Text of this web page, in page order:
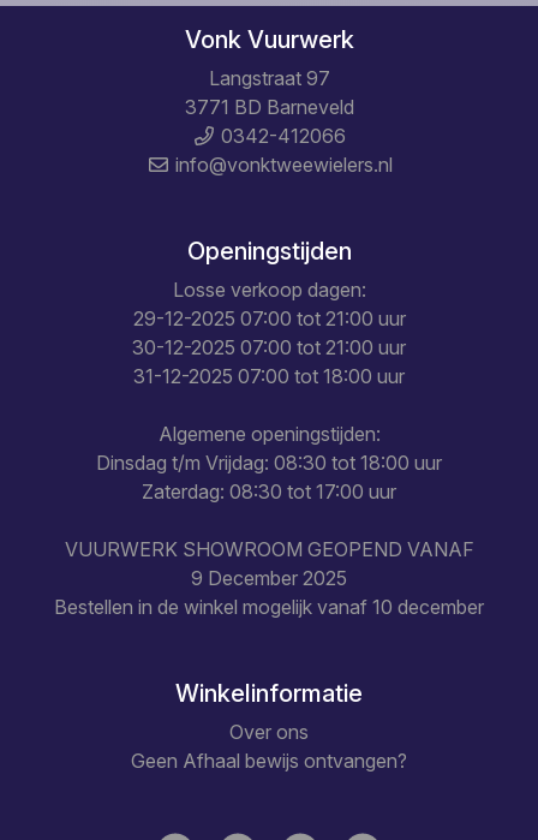
Vonk Vuurwerk
Langstraat 97
3771 BD Barneveld
0342-412066
info@vonktweewielers.nl
Openingstijden
Losse verkoop dagen:
29-12-2025 07:00 tot 21:00 uur
30-12-2025 07:00 tot 21:00 uur
31-12-2025 07:00 tot 18:00 uur
Algemene openingstijden:
Dinsdag t/m Vrijdag: 08:30 tot 18:00 uur
Zaterdag: 08:30 tot 17:00 uur
VUURWERK SHOWROOM GEOPEND VANAF
9 December 2025
Bestellen in de winkel mogelijk vanaf 10 december
Winkelinformatie
Over ons
Geen Afhaal bewijs ontvangen?